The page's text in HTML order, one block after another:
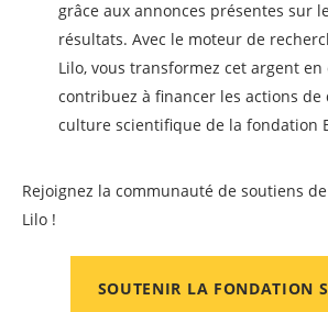
grâce aux annonces présentes sur
résultats. Avec le moteur de
Lilo, vous transformez cet argent en
contribuez à financer les actions
culture scientifique de la fondation
Rejoignez la communauté de soutiens
Lilo !
SOUTENIR LA FONDATION